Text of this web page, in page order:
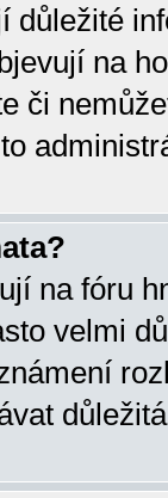
důležité
na
či
na fóru
velmi